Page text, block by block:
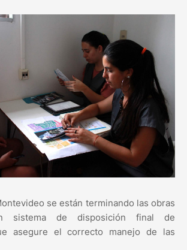
se están terminando las obras
sistema de disposición final de
asegure el correcto manejo de las